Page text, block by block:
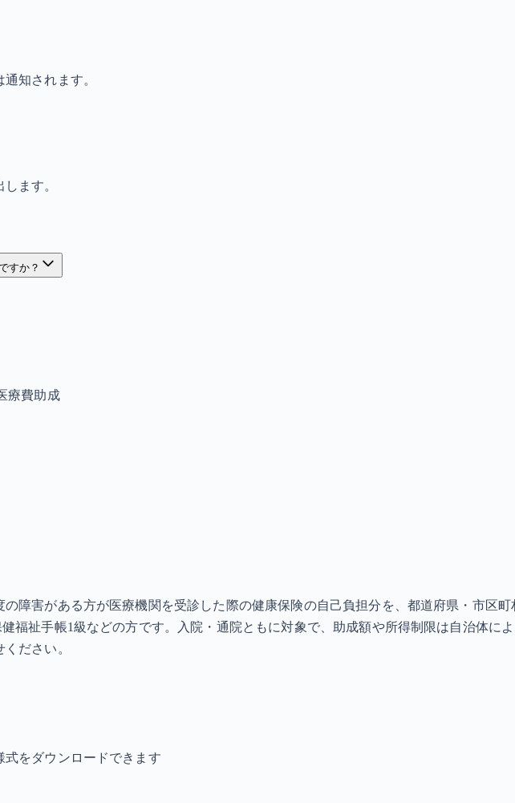
知されます。
ます。
すか？
療費助成
障害がある方が医療機関を受診した際の健康保険の自己負担分を、都道府県・市区
福祉手帳1級などの方です。入院・通院ともに対象で、助成額や所得制限は自治体に
ださい。
をダウンロードできます